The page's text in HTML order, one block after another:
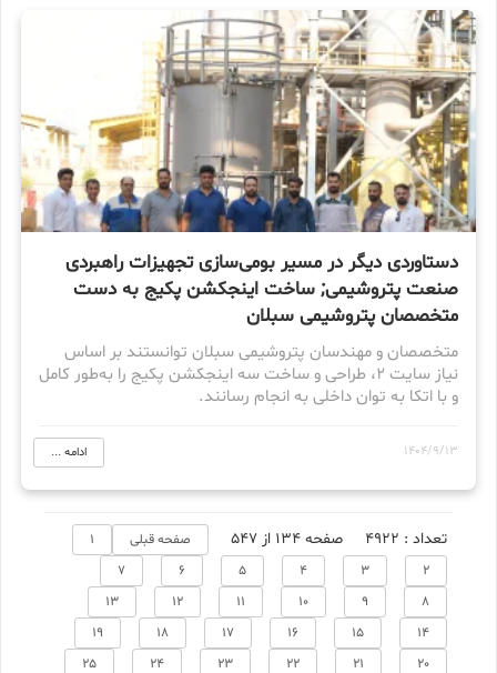
دستاوردی دیگر در مسیر بومی‌سازی تجهیزات راهبردی
صنعت پتروشیمی; ساخت اینجکشن پکیج به دست
متخصصان پتروشیمی سبلان
متخصصان و مهندسان پتروشیمی سبلان توانستند بر اساس
نیاز سایت 2، طراحی و ساخت سه اینجکشن پکیج را به‌طور کامل
و با اتکا به توان داخلی به انجام رسانند.
1404/9/13 ادامه ...
تعداد : 4922 صفحه 134 از 547 صفحه قبلی
1
2
3
4
5
6
7
8
9
10
11
12
13
14
15
16
17
18
19
20
21
22
23
24
25